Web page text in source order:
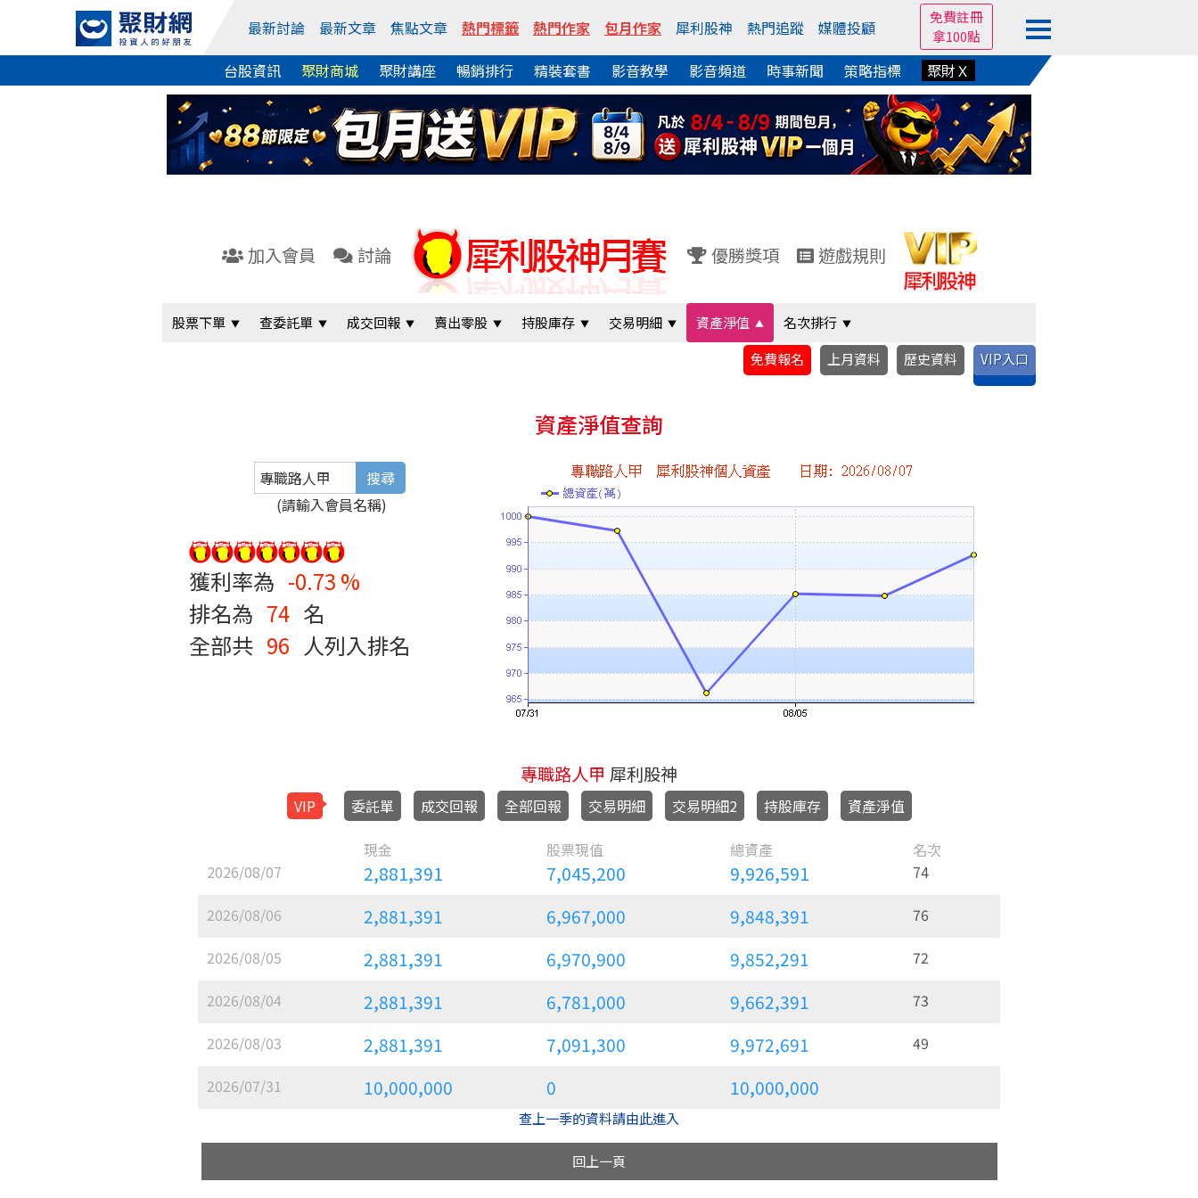
最新討論 最新文章 焦點文章 熱門標籤 熱門作家 包月作家 犀利股神 熱門追蹤 媒體投顧
免費註冊
拿100點
台股資訊 聚財商城 聚財講座 暢銷排行 精裝套書 影音教學 影音頻道 時事新聞 策略指標 聚財Ｘ
加入會員 討論 優勝獎項 遊戲規則
股票下單 查委託單 成交回報 賣出零股 持股庫存 交易明細 資產淨值
名次排行
免費報名
上月資料 歷史資料 VIP入口
資產淨值查詢
(請輸入會員名稱)
獲利率為 -0.73 %
排名為 74 名
全部共 96 人列入排名
專職路人甲 犀利股神
VIP 委託單 成交回報 全部回報 交易明細 交易明細2 持股庫存 資產淨值
2026/08/07 2,881,391 7,045,200 9,926,591
74
2026/08/06
2,881,391 6,967,000 9,848,391
76
2026/08/05
2,881,391 6,970,900 9,852,291
72
2026/08/04
2,881,391 6,781,000 9,662,391
73
2026/08/03
2,881,391 7,091,300 9,972,691
49
2026/07/31
10,000,000 0 10,000,000
查上一季的資料請由此進入
回上一頁